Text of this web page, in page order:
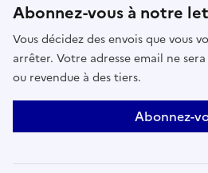
Abonnez-vous à notre
Vous décidez des envois que vous
arrêter. Votre adresse email ne
ou revendue à des tiers.
Abonnez-